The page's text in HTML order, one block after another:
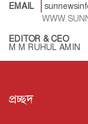
EMAIL
EDITOR & CEO
M M RUHUL AMIN
প্রচ্ছদ